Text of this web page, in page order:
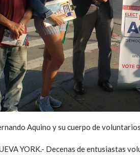
Aquino y su cuerpo de
YORK.- Decenas de entusiastas